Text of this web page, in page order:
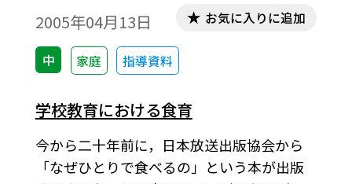
2005年04月13日
中 家庭 指導資料
お気に入りに追加
学校教育における食育
今から二十年前に，日本放送出版協会から
「なぜひとりで食べるの」という本が出版